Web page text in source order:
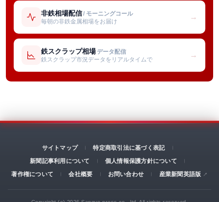
非鉄相場配信/ モーニングコール
毎朝の非鉄金属相場をお届け
→
鉄スクラップ相場 データ配信
鉄スクラップ市況データをリアルタイムで
→
サイトマップ
特定商取引法に基づく表記
新聞記事利用について
個人情報保護方針について
著作権について
会社概要 お問い合わせ 産業新聞英語版